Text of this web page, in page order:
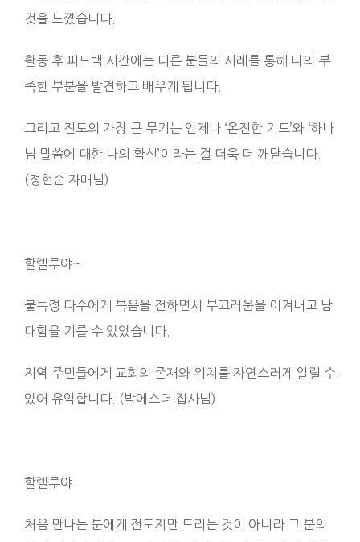
것을 느꼈습니다.
활동 후 피드백 시간에는 다른 분들의 사례를 통해 나의 부
족한 부분을 발견하고 배우게 됩니다.
그리고 전도의 가장 큰 무기는 언제나 ‘온전한 기도’와 ‘하나
님 말씀에 대한 나의 확신’이라는 걸 더욱 더 깨닫습니다.
(정현순 자매님)
할렐루야~
불특정 다수에게 복음을 전하면서 부끄러움을 이겨내고 담
대함을 기를 수 있었습니다.
지역 주민들에게 교회의 존재와 위치를 자연스러게 알릴 수
있어 유익합니다. (박에스더 집사님)
할렐루야
처음 만나는 분에게 전도지만 드리는 것이 아니라 그 분의